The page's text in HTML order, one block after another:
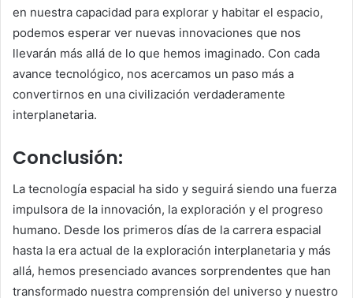
en nuestra capacidad para explorar y habitar el espacio,
podemos esperar ver nuevas innovaciones que nos
llevarán más allá de lo que hemos imaginado. Con cada
avance tecnológico, nos acercamos un paso más a
convertirnos en una civilización verdaderamente
interplanetaria.
Conclusión:
La tecnología espacial ha sido y seguirá siendo una fuerza
impulsora de la innovación, la exploración y el progreso
humano. Desde los primeros días de la carrera espacial
hasta la era actual de la exploración interplanetaria y más
allá, hemos presenciado avances sorprendentes que han
transformado nuestra comprensión del universo y nuestro